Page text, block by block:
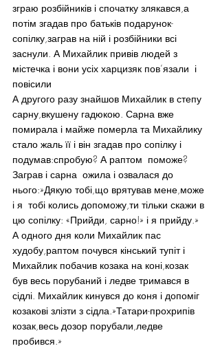
зграю розбійників і спочатку злякався,а
потім згадав про батьків подарунок-
сопілку,заграв на ній і розбійники всі
заснули. А Михайлик привів людей з
містечка і вони усіх харцизяк пов’язали  і
повісили
А другого разу знайшов Михайлик в степу
сарну,вкушену гадюкою. Сарна вже
помирала і майже померла та Михайлику
стало жаль її і він згадав про сопілку і
подумав:спробую? А раптом  поможе?
Заграв і сарна  ожила і озвалася до
нього:»Дякую тобі,що врятував мене,може
і я  тобі колись допоможу,ти тільки скажи в
цю сопілку: «Прийди, сарно!» і я прийду.»
А одного дня коли Михайлик пас
худобу,раптом почувся кінський тупіт і
Михайлик побачив козака на коні,козак
був весь порубаний і ледве тримався в
сідлі. Михайлик кинувся до коня і допоміг
козакові злізти з сідла.»Татари-прохрипів
козак,весь дозор порубали,ледве
пробився.»